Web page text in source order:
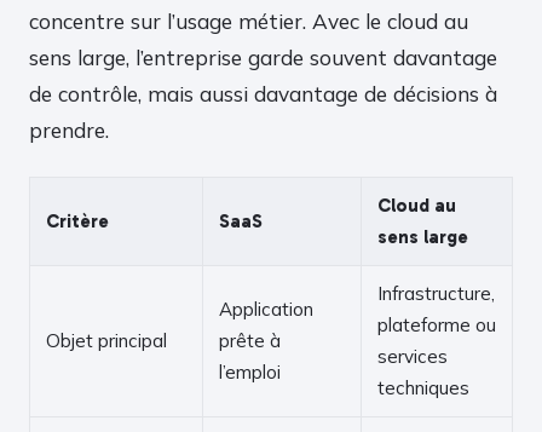
concentre sur l’usage métier. Avec le cloud au
sens large, l’entreprise garde souvent davantage
de contrôle, mais aussi davantage de décisions à
prendre.
Critère SaaS
Cloud au
sens large
Objet principal
Application
prête à
l’emploi
Infrastructure,
plateforme ou
services
techniques